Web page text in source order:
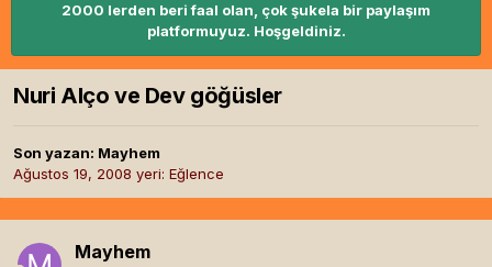
2000 lerden beri faal olan, çok şukela bir paylaşım
platformuyuz. Hoşgeldiniz.
Nuri Alço ve Dev göğüsler
Son yazan: Mayhem
Ağustos 19, 2008 yeri: Eğlence
Mayhem